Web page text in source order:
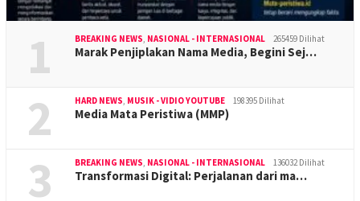
1 BREAKING NEWS, NASIONAL - INTERNASIONAL 265459 Dilihat
Marak Penjiplakan Nama Media, Begini Sej…
2 HARD NEWS, MUSIK - VIDIO YOUTUBE 198395 Dilihat
Media Mata Peristiwa (MMP)
3 BREAKING NEWS, NASIONAL - INTERNASIONAL 136032 Dilihat
Transformasi Digital: Perjalanan dari ma…